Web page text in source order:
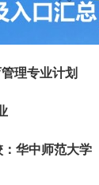
理专业计划
：华中师范大学